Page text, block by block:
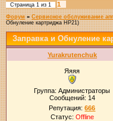
Страница 1из 1 1
Форум » Сервисное обслуживание
Обнуление картриджа HP21)
Заправка и Обнуление
Yurakrutenchuk
Яяяя
Группа: Администраторы
Сообщений: 14
Репутация:666
Статус: Offline